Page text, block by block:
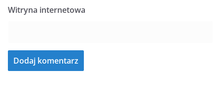
Witryna internetowa